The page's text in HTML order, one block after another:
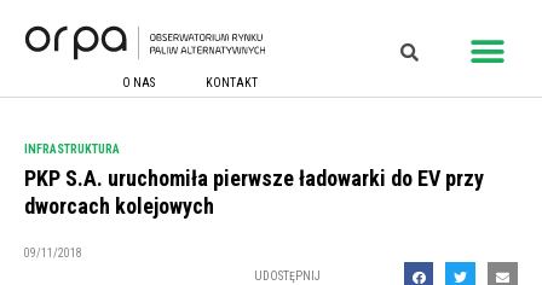
O NAS KONTAKT
INFRASTRUKTURA
PKP S.A. uruchomiła pierwsze ładowarki do EV przy
dworcach kolejowych
09/11/2018
UDOSTĘPNIJ